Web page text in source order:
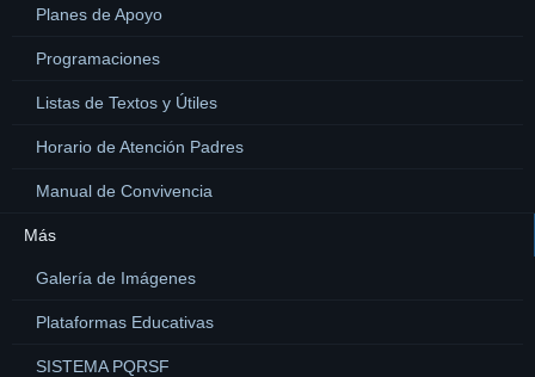
Planes de Apoyo
Programaciones
Listas de Textos y Útiles
Horario de Atención Padres
Manual de Convivencia
Más
Galería de Imágenes
Plataformas Educativas
SISTEMA PQRSF